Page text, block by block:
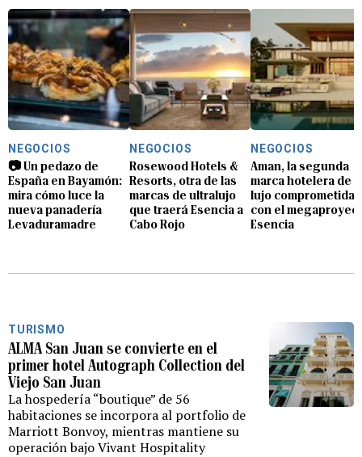
NEGOCIOS
📷 Un pedazo de
España en Bayamón:
mira cómo luce la
nueva panadería
Levaduramadre
NEGOCIOS
Rosewood Hotels &
Resorts, otra de las
marcas de ultralujo
que traerá Esencia a
Cabo Rojo
NEGOCIOS
Aman, la segunda
marca hotelera de
lujo comprometida
con el
Esencia
TURISMO
ALMA San Juan se convierte en el
primer hotel Autograph Collection del
Viejo San Juan
La hospedería “boutique” de 56
habitaciones se incorpora al portfolio de
Marriott Bonvoy, mientras mantiene su
operación bajo Vivant Hospitality